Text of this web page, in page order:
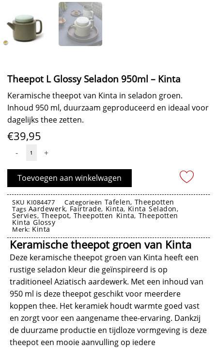
Theepot L Glossy Seladon 950ml – Kinta
Keramische theepot van Kinta in seladon groen.
Inhoud 950 ml, duurzaam geproduceerd en ideaal voor
dagelijks thee zetten.
€39,95
-
Theepot
Glossy
Seladon
950ml
Kinta
aantal
+
Toevoegen aan winkelwagen
SKU KI084477 Categorieën Tafelen, Theepotten
Tags Aardewerk, Fairtrade, Kinta, Kinta Seladon,
Servies, Theepot, Theepotten Kinta, Theepotten
Kinta Glossy
Merk: Kinta
Keramische theepot groen van Kinta
Deze keramische theepot groen van Kinta heeft een
rustige seladon kleur die geïnspireerd is op
traditioneel Aziatisch aardewerk. Met een inhoud van
950 ml is deze theepot geschikt voor meerdere
koppen thee. Het keramiek houdt warmte goed vast
en zorgt voor een aangename thee-ervaring. Dankzij
de duurzame productie en tijdloze vormgeving is deze
theepot een mooie aanvulling op iedere